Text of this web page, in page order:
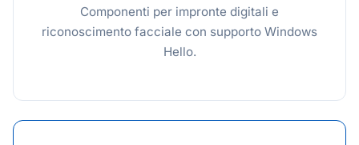
Componenti per impronte digitali e
riconoscimento facciale con supporto Windows
Hello.